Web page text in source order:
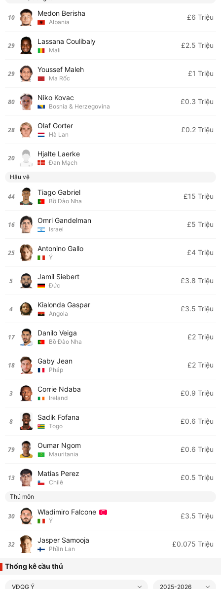
10 Medon Berisha
Albania
£6 Triệu
29 Lassana Coulibaly
Mali
£2.5 Triệu
29 Youssef Maleh
Ma Rốc
£1 Triệu
80 Niko Kovac
Bosnia & Herzegovina
£0.3 Triệu
28 Olaf Gorter
Hà Lan
£0.2 Triệu
20 Hjalte Laerke
Đan Mạch
Hậu vệ
44 Tiago Gabriel
Bồ Đào Nha
£15 Triệu
16 Omri Gandelman
Israel
£5 Triệu
25 Antonino Gallo
Ý
£4 Triệu
5 Jamil Siebert
Đức
£3.8 Triệu
4 Kialonda Gaspar
Angola
£3.5 Triệu
17 Danilo Veiga
Bồ Đào Nha
£2 Triệu
18 Gaby Jean
Pháp
£2 Triệu
3 Corrie Ndaba
Ireland
£0.9 Triệu
8 Sadik Fofana
Togo
£0.6 Triệu
79 Oumar Ngom
Mauritania
£0.6 Triệu
13 Matias Perez
Chilê
£0.5 Triệu
Thủ môn
30 Wladimiro Falcone
Ý
£3.5 Triệu
32 Jasper Samooja
Phần Lan
£0.075 Triệu
Thống kê cầu thủ
VĐQG Ý 2025-2026